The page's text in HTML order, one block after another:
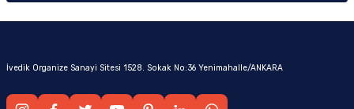
İvedik Organize Sanayi Sitesi 1528. Sokak No:36 Yenimahalle/ANKARA